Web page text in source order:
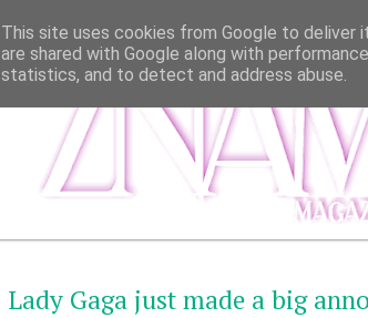
Lady Gaga just made a big
This site uses cookies from Google to deliver
are shared with Google along with
statistics, and to detect and address abuse.